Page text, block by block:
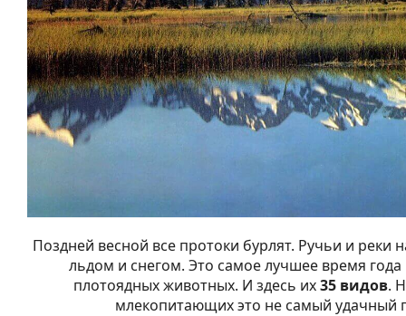
Поздней весной все протоки бурлят. Ручьи и реки
льдом и снегом. Это самое лучшее время года
плотоядных животных. И здесь их35 видов.
млекопитающих это не самый удачный